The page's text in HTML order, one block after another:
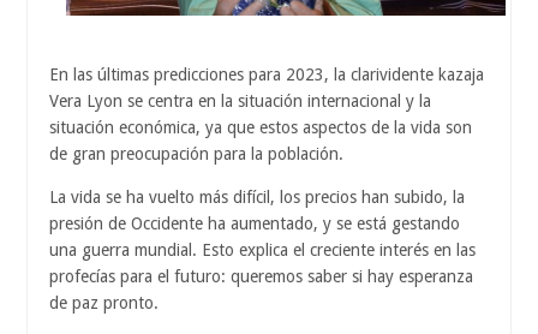
En las últimas predicciones para 2023, la clarividente kazaja
Vera Lyon se centra en la situación internacional y la
situación económica, ya que estos aspectos de la vida son
de gran preocupación para la población.
La vida se ha vuelto más difícil, los precios han subido, la
presión de Occidente ha aumentado, y se está gestando
una guerra mundial. Esto explica el creciente interés en las
profecías para el futuro: queremos saber si hay esperanza
de paz pronto.